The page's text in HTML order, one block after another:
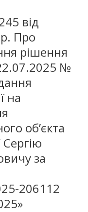
від
Про
рішення
22.07.2025 №
на
об’єкта
за
206112